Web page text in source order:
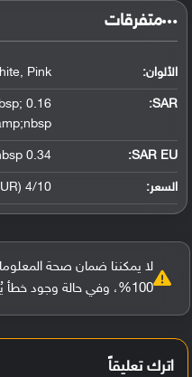
‏متفرقات‏
الألوان: Pink
SAR
:
SAR EU:
0.34 W/kg (head) &amp;nbsp; &amp;nbsp;
السعر: 4/10 (About 170 EUR)
لا يمكننا ضمان صحة
100%، وفي حالة وجود خطأ يُرجى
اترك تعليقاً